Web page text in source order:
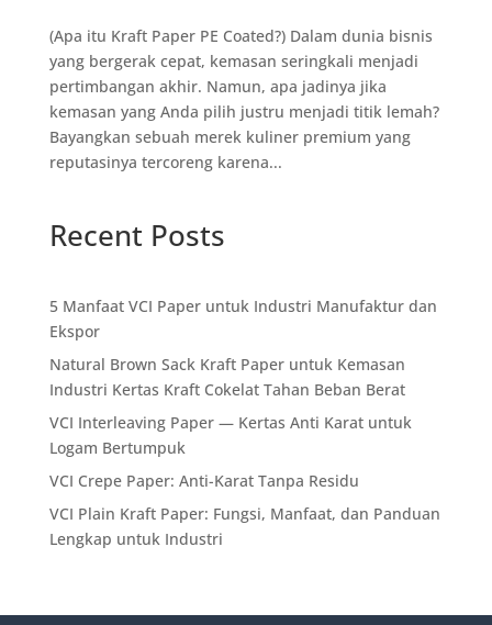
(Apa itu Kraft Paper PE Coated?) Dalam dunia bisnis
yang bergerak cepat, kemasan seringkali menjadi
pertimbangan akhir. Namun, apa jadinya jika
kemasan yang Anda pilih justru menjadi titik lemah?
Bayangkan sebuah merek kuliner premium yang
reputasinya tercoreng karena...
Recent Posts
5 Manfaat VCI Paper untuk Industri Manufaktur dan
Ekspor
Natural Brown Sack Kraft Paper untuk Kemasan
Industri Kertas Kraft Cokelat Tahan Beban Berat
VCI Interleaving Paper — Kertas Anti Karat untuk
Logam Bertumpuk
VCI Crepe Paper: Anti-Karat Tanpa Residu
VCI Plain Kraft Paper: Fungsi, Manfaat, dan Panduan
Lengkap untuk Industri